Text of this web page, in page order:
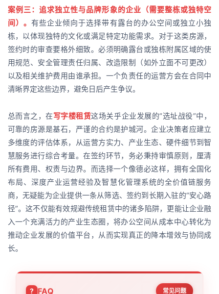
案例三：追求独立性与品牌形象的企业（需要整栋或独特空
间）。 有些企业倾向于选择带有露台的办公空间或独立小独
栋，以体现独特的文化或满足特定功能需求。对于这类房源，
签约时的审查要格外细致。必须明确露台或独栋附属区域的使
用规范、安全管理责任归属、改造限制（如外立面不可更改）
以及相关维护费用由谁承担。一个负责任的运营方会在合同中
清晰界定这些边界，避免日后产生争议。
总而言之，在写字楼租赁这场关乎企业发展的“选址战役”中，
可靠的房源是基石，严谨的合约是护城河。企业决策者应建立
多维度的评估体系，从运营方实力、产业生态、硬件细节到智
慧服务进行综合考量。在签约环节，务必秉持审慎原则，厘清
所有费用、权责与边界。而选择一个像德必这样，拥有全国化
布局、深度产业运营经验及智慧化管理系统的全价值链服务
商，无疑能为企业提供一条从筛选、签约到长期入驻的“安心路
径”。这不仅能有效规避传统租赁中的诸多陷阱，更能让企业融
入一个充满活力的产业生态圈，将办公空间从成本中心转化为
推动企业发展的价值平台，从而实现真正的降本增效与协同成
长。
FAQ 常见问题